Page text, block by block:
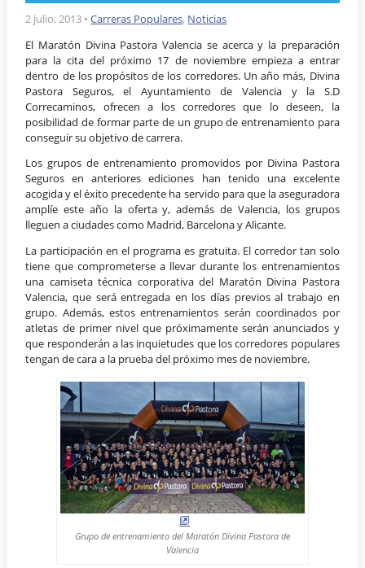
Reservas
2 julio, 2013 •Carreras Populares, Noticias
El Maratón Divina Pastora Valencia se acerca y la preparación
para la cita del próximo 17 de noviembre empieza a entrar
dentro de los propósitos de los corredores. Un año más, Divina
Pastora Seguros, el Ayuntamiento de Valencia y la S.D
Correcaminos, ofrecen a los corredores que lo deseen, la
posibilidad de formar parte de un grupo de entrenamiento para
conseguir su objetivo de carrera.
Los grupos de entrenamiento promovidos por Divina Pastora
Seguros en anteriores ediciones han tenido una excelente
acogida y el éxito precedente ha servido para que la aseguradora
amplíe este año la oferta y, además de Valencia, los grupos
lleguen a ciudades como Madrid, Barcelona y Alicante.
La participación en el programa es gratuita. El corredor tan solo
tiene que comprometerse a llevar durante los entrenamientos
una camiseta técnica corporativa del Maratón Divina Pastora
Valencia, que será entregada en los días previos al trabajo en
grupo. Además, estos entrenamientos serán coordinados por
atletas de primer nivel que próximamente serán anunciados y
que responderán a las inquietudes que los corredores populares
tengan de cara a la prueba del próximo mes de noviembre.
Grupo de entrenamiento del Maratón Divina Pastora de
Valencia